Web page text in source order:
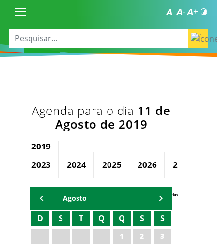
Agenda para o dia 11 de
Agosto de 2019
2019
2023
2024 2025 2026 2027
Agenda Secretárias
Agosto
D S T Q Q S S
1 2
3